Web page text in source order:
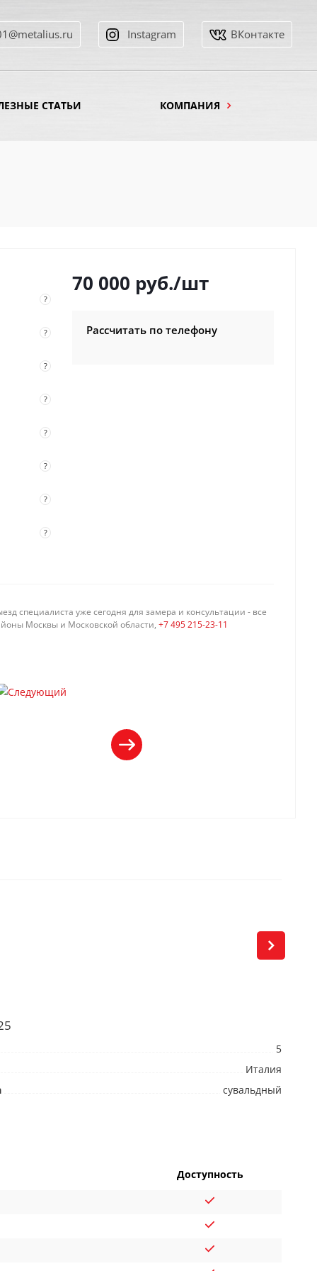
Instagram ВКонтакте
СТАТЬИ КОМПАНИЯ
?
?
?
?
?
?
?
?
70 000 руб./шт
Рассчитать по телефону
специалиста уже сегодня для замера и консультации - все
Москвы и Московской области, +7 495 215-23-11
5
Италия
сувальдный
Доступность